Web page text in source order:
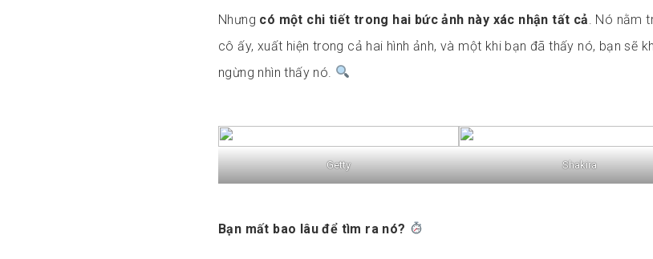
Nhưng có một chi tiết trong hai bức ảnh này xác nhận tất cả . Nó nằm
cô ấy, xuất hiện trong cả hai hình ảnh, và một khi bạn đã thấy nó, bạn sẽ
ngừng nhìn thấy nó.
Getty Shakira
Bạn mất bao lâu để tìm ra nó?